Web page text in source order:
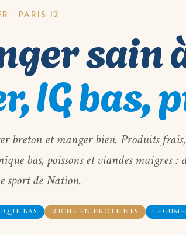
· PARIS 12
sain
IG bas,
breton et manger bien. Produits
bas, poissons et viandes maigres :
sport de Nation.
BAS RICHE EN PROTÉINES